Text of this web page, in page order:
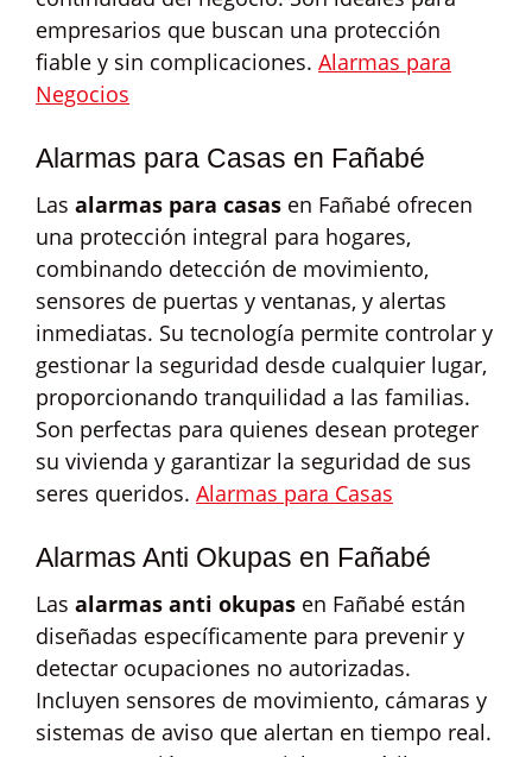
empresarios que buscan una protección
fiable y sin complicaciones. Alarmas para
Negocios
Alarmas para Casas en Fañabé
Las alarmas para casas en Fañabé ofrecen
una protección integral para hogares,
combinando detección de movimiento,
sensores de puertas y ventanas, y alertas
inmediatas. Su tecnología permite controlar y
gestionar la seguridad desde cualquier lugar,
proporcionando tranquilidad a las familias.
Son perfectas para quienes desean proteger
su vivienda y garantizar la seguridad de sus
seres queridos. Alarmas para Casas
Alarmas Anti Okupas en Fañabé
Las alarmas anti okupas en Fañabé están
diseñadas específicamente para prevenir y
detectar ocupaciones no autorizadas.
Incluyen sensores de movimiento, cámaras y
sistemas de aviso que alertan en tiempo real.